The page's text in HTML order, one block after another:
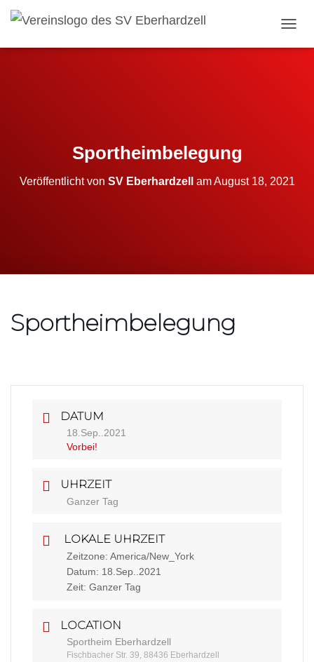
Sportheimbelegung
Veröffentlicht von SV Eberhardzell amAugust 18, 2021
Sportheimbelegung
DATUM
18.Sep..2021
Vorbei!
UHRZEIT
Ganzer Tag
LOKALE UHRZEIT
Zeitzone: America/New_York
Datum: 18.Sep..2021
Zeit: Ganzer Tag
LOCATION
Sportheim Eberhardzell
Fischbacher Str. 39, 88436 Eberhardzell